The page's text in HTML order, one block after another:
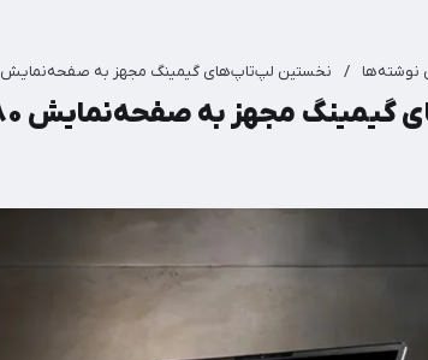
نوشته‌ها / نخستین لپ‌تاپ‌های گیمینگ مجهز به صفحه‌نمایش ۴۸۰ هرتز جهان
مجهز به صفحه‌نمایش ۴۸۰ هرتز جهان